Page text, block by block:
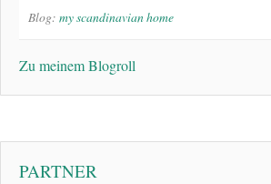
Blog: my scandinavian home
Zu meinem Blogroll
PARTNER